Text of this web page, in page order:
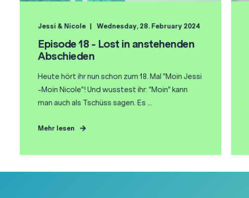
Jessi & Nicole Wednesday, 28. February 2024
Episode 18 - Lost in anstehenden
Abschieden
Heute hört ihr nun schon zum 18. Mal "Moin Jessi
-Moin Nicole"! Und wusstest ihr: "Moin" kann
man auch als Tschüss sagen. Es ...
Mehr lesen